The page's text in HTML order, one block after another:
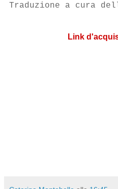
Traduzione a cura
Link